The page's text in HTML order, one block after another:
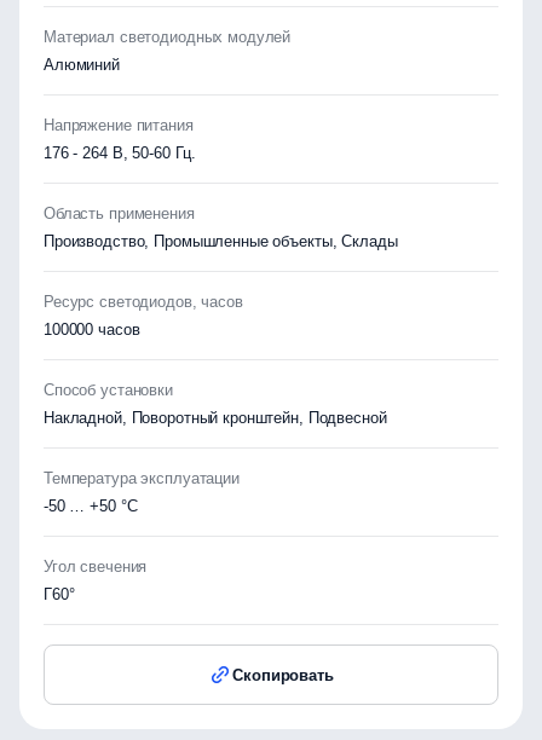
Материал светодиодных модулей
Алюминий
Напряжение питания
176 - 264 В, 50-60 Гц.
Область применения
Производство, Промышленные объекты, Склады
Ресурс светодиодов, часов
100000 часов
Способ установки
Накладной, Поворотный кронштейн, Подвесной
Температура эксплуатации
-50 … +50 °C
Угол свечения
Г60°
Скопировать